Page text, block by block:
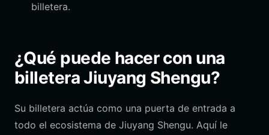
billetera.
¿Qué puede hacer con una
billetera Jiuyang Shengu?
Su billetera actúa como una puerta de entrada a
todo el ecosistema de Jiuyang Shengu. Aquí le